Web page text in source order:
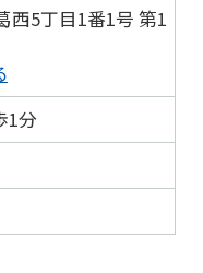
西5丁目1番1号 第1
1分